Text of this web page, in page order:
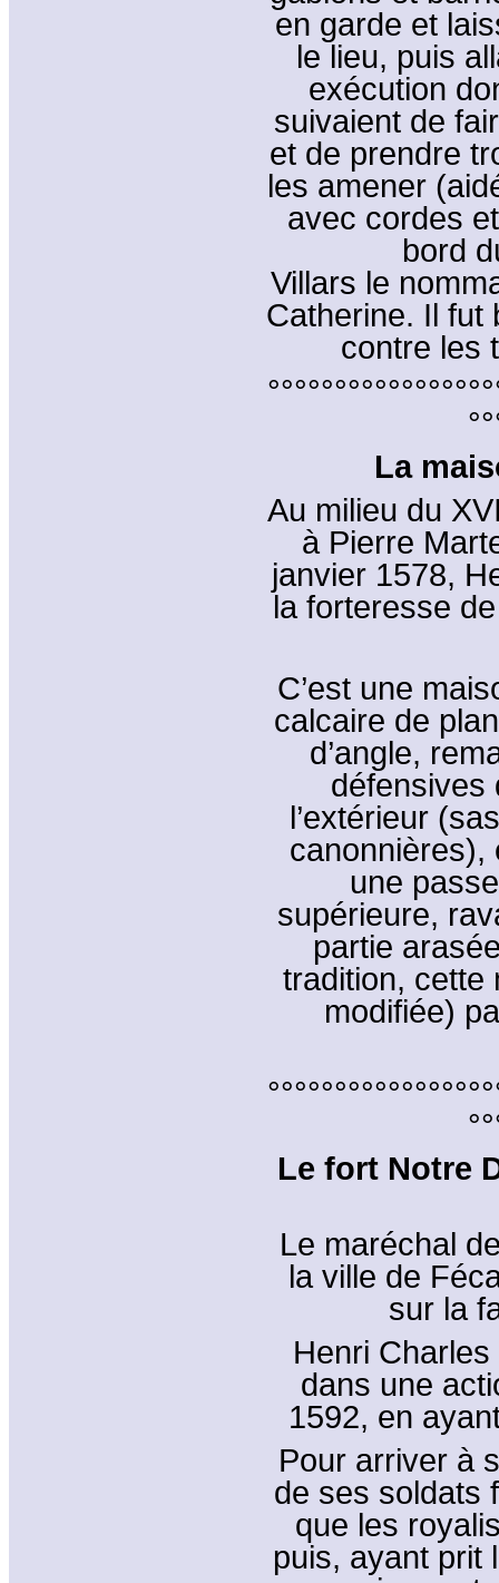
en garde et
le lieu, puis
exécution
suivaient de
et de prendre
les amener
avec cordes
bord
Villars le
Catherine. Il fut
contre les
La
Au milieu du
à Pierre
janvier 1578,
la forteresse
C’est une
calcaire de
d’angle,
défensives
l’extérieur
canonnières),
une
supérieure,
partie
tradition, cette
modifiée)
Le fort Notre
Le maréchal
la ville de
sur la
Henri
dans une
1592, en
Pour arriver à
de ses soldats
que les
puis, ayant prit